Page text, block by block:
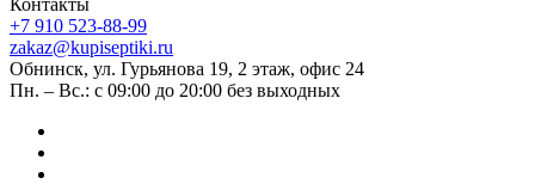
+7 910 523-88-99
zakaz@kupiseptiki.ru
Обнинск, ул. Гурьянова 19, 2 этаж, офис 24
Пн. – Вс.: с 09:00 до 20:00 без выходных